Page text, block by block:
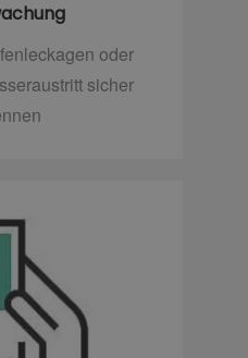
oder
sicher